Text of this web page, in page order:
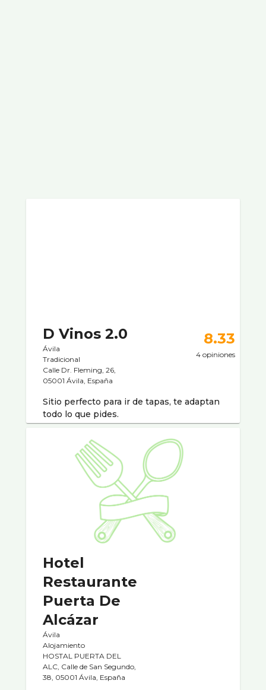
D Vinos 2.0
Ávila
Tradicional
Calle Dr. Fleming, 26,
05001 Ávila, España
8.33
4 opiniones
Sitio perfecto para ir de tapas, te adaptan
todo lo que pides.
Hotel
Restaurante
Puerta De
Alcázar
Ávila
Alojamiento
HOSTAL PUERTA DEL
ALC, Calle de San Segundo,
38, 05001 Ávila, España